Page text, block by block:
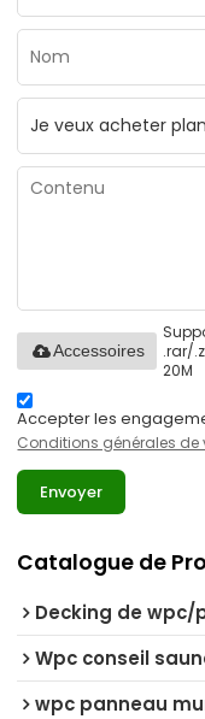
.rar/
20M
Accessoires
Accepter les
Conditions générales de
Envoyer
Catalogue de
Decking de wpc/
Wpc conseil
wpc panneau